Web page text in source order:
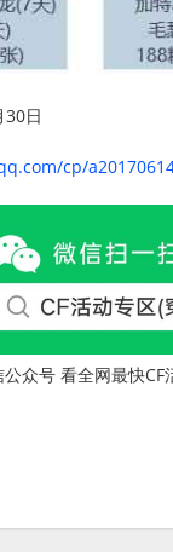
日
cp/
公众号 看全网最快CF